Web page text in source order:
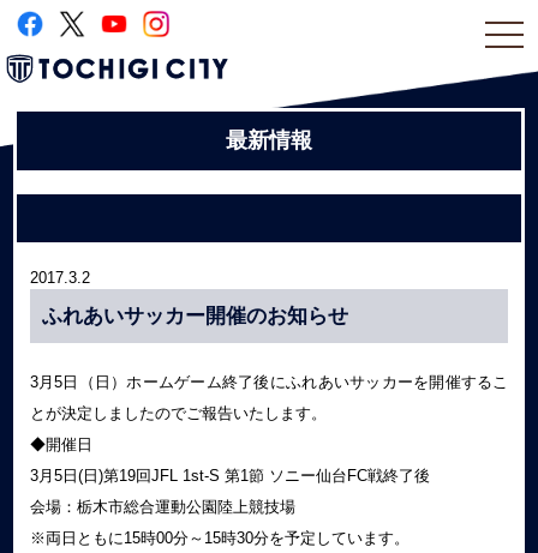
最新情報
2017.3.2
ふれあいサッカー開催のお知らせ
3月5日（日）ホームゲーム終了後にふれあいサッカーを開催するこ
とが決定しましたのでご報告いたします。
◆開催日
3月5日(日)第19回JFL 1st-S 第1節 ソニー仙台FC戦終了後
会場：栃木市総合運動公園陸上競技場
※両日ともに15時00分～15時30分を予定しています。